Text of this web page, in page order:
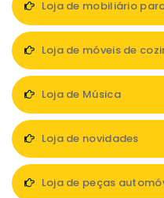
Loja de mobiliário
Loja de móveis de
Loja de Música
Loja de novidades
Loja de peças